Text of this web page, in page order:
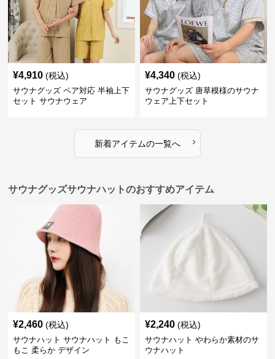
¥4,910 (税込)
サウナグッズ ペア対応 半袖上下
セット サウナウェア
¥4,340 (税込)
サウナグッズ 唐草模様のサウナ
ウェア上下セット
新着アイテムの一覧へ ›
サウナグッズサウナハットのおすすめアイテム
¥2,460 (税込)
サウナハット サウナハット もこ
もこ 柔らか デザイン
¥2,240 (税込)
サウナハット やわらか素材のサ
ウナハット